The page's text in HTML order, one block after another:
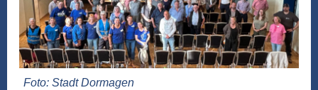
Foto: Stadt Dormagen